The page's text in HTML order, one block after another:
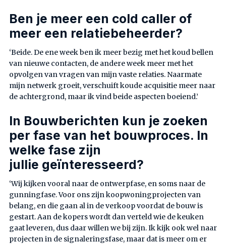
Ben je meer een cold caller of
meer een relatiebeheerder?
‘Beide. De ene week ben ik meer bezig met het koud bellen
van nieuwe contacten, de andere week meer met het
opvolgen van vragen van mijn vaste relaties. Naarmate
mijn netwerk groeit, verschuift koude acquisitie meer naar
de achtergrond, maar ik vind beide aspecten boeiend.’
In Bouwberichten kun je zoeken
per fase van het bouwproces. In
welke fase zijn
jullie geïnteresseerd?
‘Wij kijken vooral naar de ontwerpfase, en soms naar de
gunningfase. Voor ons zijn koopwoningprojecten van
belang, en die gaan al in de verkoop voordat de bouw is
gestart. Aan de kopers wordt dan verteld wie de keuken
gaat leveren, dus daar willen we bij zijn. Ik kijk ook wel naar
projecten in de signaleringsfase, maar dat is meer om er